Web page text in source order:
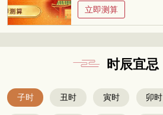
立即测算
时辰宜忌
子时 丑时 寅时 卯时